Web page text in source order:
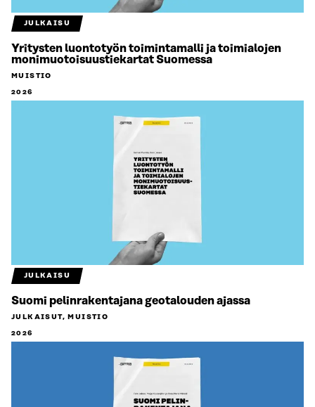
JULKAISU
Yritysten luontotyön toimintamalli ja toimialojen
monimuotoisuustiekartat Suomessa
MUISTIO
2026
JULKAISU
Suomi pelinrakentajana geotalouden ajassa
JULKAISUT, MUISTIO
2026